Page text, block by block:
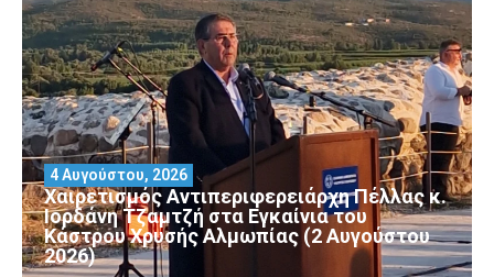
Χαιρετισμός Αντιπεριφερειάρχη Πέλλας κ.
Ιορδάνη Τζαμτζή στα Εγκαίνια του
Κάστρου Χρυσής Αλμωπίας (2 Αυγούστου
2026)
4 Αυγούστου, 2026